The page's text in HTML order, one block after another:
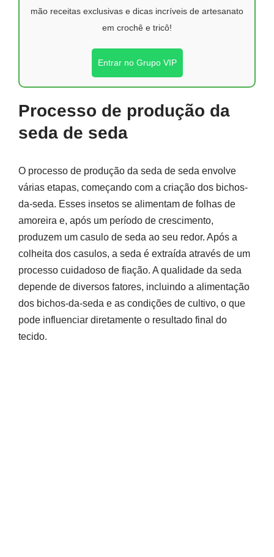
mão receitas exclusivas e dicas incríveis de artesanato
em crochê e tricô!
Entrar no Grupo VIP
Processo de produção da
seda de seda
O processo de produção da seda de seda envolve
várias etapas, começando com a criação dos bichos-
da-seda. Esses insetos se alimentam de folhas de
amoreira e, após um período de crescimento,
produzem um casulo de seda ao seu redor. Após a
colheita dos casulos, a seda é extraída através de um
processo cuidadoso de fiação. A qualidade da seda
depende de diversos fatores, incluindo a alimentação
dos bichos-da-seda e as condições de cultivo, o que
pode influenciar diretamente o resultado final do
tecido.